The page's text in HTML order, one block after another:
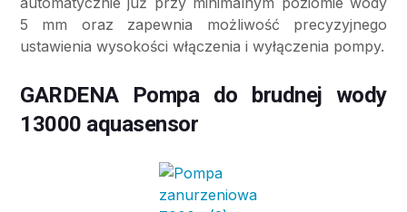
5 mm oraz zapewnia możliwość precyzyjnego
ustawienia wysokości włączenia i wyłączenia pompy.
GARDENA Pompa do brudnej wody
13000 aquasensor